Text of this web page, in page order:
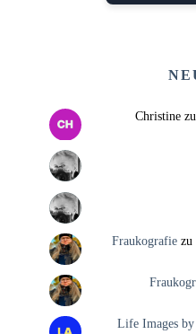
Christinezu
Fraukografiezu
Life Images